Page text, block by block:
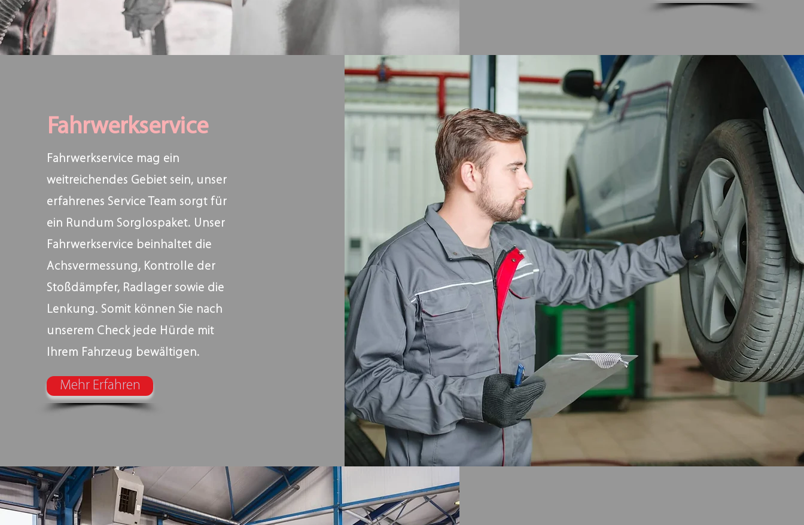
Fahrwerkservice
Fahrwerkservice mag ein
weitreichendes Gebiet sein, unser
erfahrenes Service Team sorgt für
ein Rundum Sorglospaket. Unser
Fahrwerkservice beinhaltet die
Achsvermessung, Kontrolle der
Stoßdämpfer, Radlager sowie die
Lenkung. Somit können Sie nach
unserem Check jede Hürde mit
Ihrem Fahrzeug bewältigen.
Mehr Erfahren